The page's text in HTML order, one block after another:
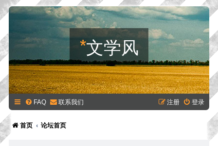
*文学风
FAQ 联系我们 登录
注册
首页 论坛首页